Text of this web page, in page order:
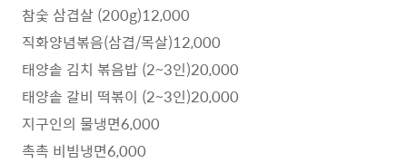
참숯 삼겹살 (200g)12,000
직화양념볶음(삼겹/목살)12,000
태양솥 김치 볶음밥 (2~3인)20,000
태양솥 갈비 떡볶이 (2~3인)20,000
지구인의 물냉면6,000
촉촉 비빔냉면6,000